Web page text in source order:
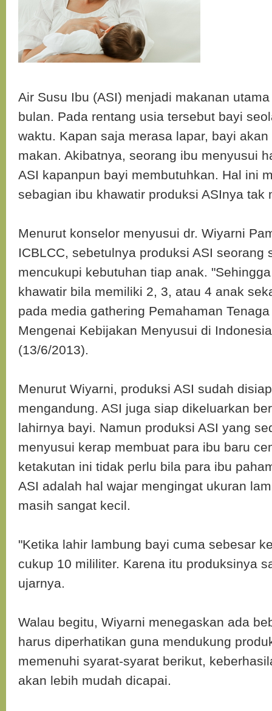
Air Susu Ibu (ASI) menjadi makanan
bulan. Pada rentang usia tersebut bayi
waktu. Kapan saja merasa lapar, bayi
makan. Akibatnya, seorang ibu menyusui
ASI kapanpun bayi membutuhkan. Hal ini
sebagian ibu khawatir produksi ASInya tak
Menurut konselor menyusui dr. Wiyarni
ICBLCC, sebetulnya produksi ASI seorang
mencukupi kebutuhan tiap anak.
khawatir bila memiliki 2, 3, atau 4 anak
pada media gathering Pemahaman
Mengenai Kebijakan Menyusui di
(13/6/2013).
Menurut Wiyarni, produksi ASI sudah
mengandung. ASI juga siap dikeluarkan
lahirnya bayi. Namun produksi ASI yang
menyusui kerap membuat para ibu baru
ketakutan ini tidak perlu bila para ibu
ASI adalah hal wajar mengingat ukuran
masih sangat kecil.
"Ketika lahir lambung bayi cuma sebesar
cukup 10 mililiter. Karena itu produksinya
ujarnya.
Walau begitu, Wiyarni menegaskan ada
harus diperhatikan guna mendukung
memenuhi syarat-syarat berikut,
akan lebih mudah dicapai.